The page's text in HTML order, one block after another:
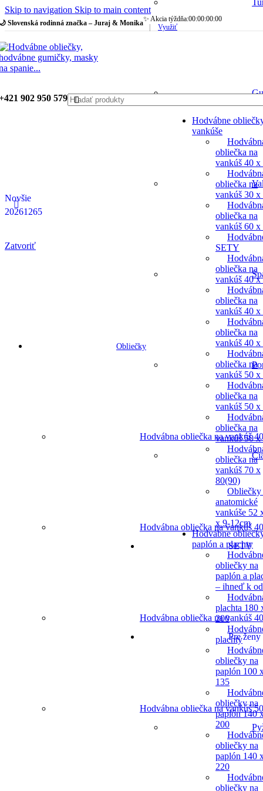
Skip to navigation Skip to main content
Slovenská rodinná značka – Juraj & Monika✨ Akcia týždňa:00:00:00:00
Využiť
SETY
Pre ženy
902 950 579
Hodvábne
vankúše
obliečka na
vankúš 40 x
obliečka na
vankúš 30 x
obliečka na
vankúš 60 x
SETY
obliečka na
vankúš 40 x
obliečka na
vankúš 40 x
obliečka na
vankúš 40 x
obliečka na
vankúš 50 x
obliečka na
vankúš 50 x
obliečka na
vankúš 50 x
obliečka na
vankúš 70 x
80(90)
Obliečky
anatomické
vankúše 52
x 9-12cm
Hodvábne
paplón a plachty
obliečky na
paplón a
– ihneď k
plachta 180
200
plachty
obliečky na
paplón 100
135
obliečky na
paplón 140
200
obliečky na
paplón 140
220
obliečky na
Novšie
20261265
Zatvoriť
Obliečky
Hodvábna obliečka na vankúš
Hodvábna obliečka na vankúš
Hodvábna obliečka na vankúš
Hodvábna obliečka na vankúš